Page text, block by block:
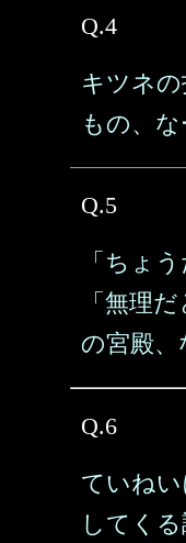
Q.4
キツネ
もの、な
Q.5
「ちょ
「無理
の宮殿、
Q.6
ていね
してく